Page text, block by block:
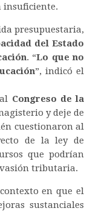
insuficiente.
presupuestaria,
del Estado
. “Lo que no
”, indicó el
Congreso de la
y deje de
cuestionaron al
de la ley de
que podrían
tributaria.
en que el
sustanciales